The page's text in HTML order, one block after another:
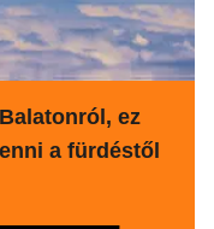
ez
a fürdéstől